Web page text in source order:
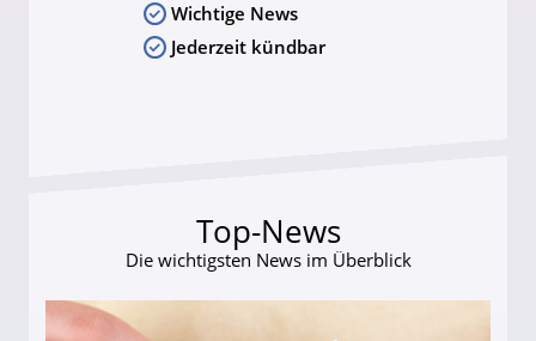
Wichtige News
Jederzeit kündbar
Top-News
Die wichtigsten News im Überblick